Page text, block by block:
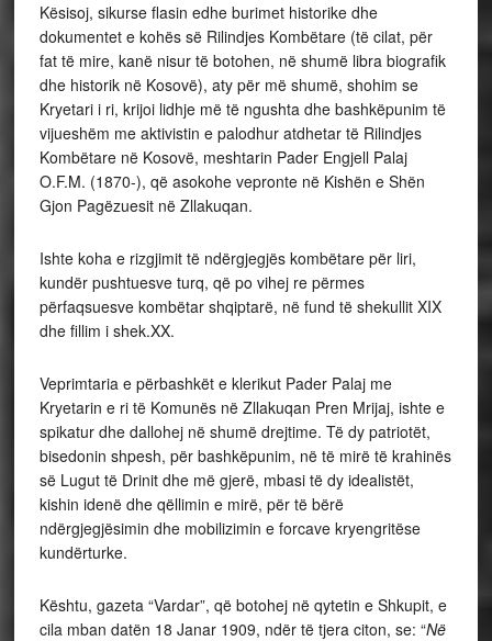
Kësisoj, sikurse flasin edhe burimet historike dhe
dokumentet e kohës së Rilindjes Kombëtare (të cilat, për
fat të mire, kanë nisur të botohen, në shumë libra biografik
dhe historik në Kosovë), aty për më shumë, shohim se
Kryetari i ri, krijoi lidhje më të ngushta dhe bashkëpunim të
vijueshëm me aktivistin e palodhur atdhetar të Rilindjes
Kombëtare në Kosovë, meshtarin Pader Engjell Palaj
O.F.M. (1870-), që asokohe vepronte në Kishën e Shën
Gjon Pagëzuesit në Zllakuqan.
Ishte koha e rizgjimit të ndërgjegjës kombëtare për liri,
kundër pushtuesve turq, që po vihej re përmes
përfaqsuesve kombëtar shqiptarë, në fund të shekullit XIX
dhe fillim i shek.XX.
Veprimtaria e përbashkët e klerikut Pader Palaj me
Kryetarin e ri të Komunës në Zllakuqan Pren Mrijaj, ishte e
spikatur dhe dallohej në shumë drejtime. Të dy patriotët,
bisedonin shpesh, për bashkëpunim, në të mirë të krahinës
së Lugut të Drinit dhe më gjerë, mbasi të dy idealistët,
kishin idenë dhe qëllimin e mirë, për të bërë
ndërgjegjësimin dhe mobilizimin e forcave kryengritëse
kundërturke.
Kështu, gazeta “Vardar”, që botohej në qytetin e Shkupit, e
cila mban datën 18 Janar 1909, ndër të tjera citon, se: “Në